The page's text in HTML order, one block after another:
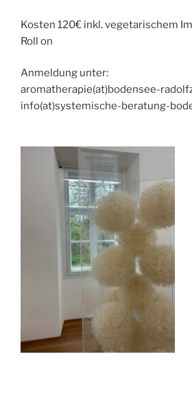
Kosten 120€ inkl. vegetarischem
Roll on
Anmeldung unter:
aromatherapie(at)bodensee-
info(at)systemische-beratung-